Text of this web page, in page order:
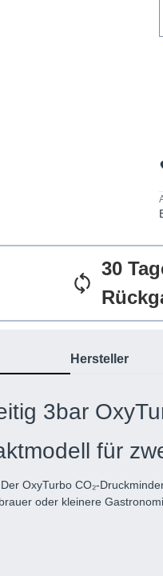
30
Hersteller
3bar
für
Der OxyTurbo CO₂-
oder kleinere